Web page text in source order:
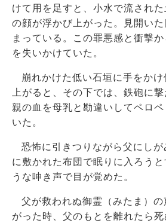
けて用を足すと、小水で流され
の顔が浮かび上がった。見開い
まっている。この罪悪感と衝撃
を失いかけていた。
崩れかけた低い石垣に手をか
上がると、その下では、鉄砲に
親の血を母乳と勘違いしてペロ
いた。
恐怖に引きつりながら父にし
に敷かれた布団で眠りに入ろう
うな呻き声で目が覚めた。
父が救われぬ御霊（みたま）
がった時、父のもとを離れたら